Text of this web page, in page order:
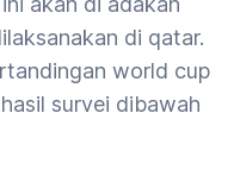
di qatar.
world cup
survei dibawah